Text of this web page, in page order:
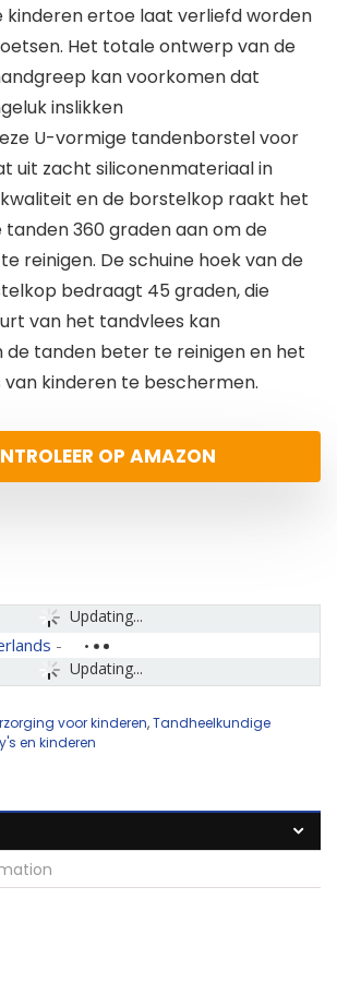
kinderen ertoe laat verliefd worden
Het totale ontwerp van de
kan voorkomen dat
inslikken
U-vormige tandenborstel voor
uit zacht siliconenmateriaal in
en de borstelkop raakt het
tanden 360 graden aan om de
reinigen. De schuine hoek van de
bedraagt 45 graden, die
van het tandvlees kan
de tanden beter te reinigen en het
kinderen te beschermen.
OP AMAZON
Updating...
Updating...
-
voor kinderen,Tandheelkundige
en kinderen